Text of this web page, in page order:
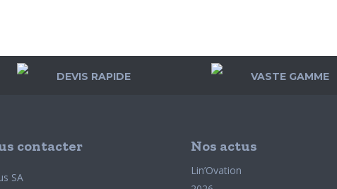
DEVIS RAPIDE VASTE GAMME
contacter
SA
Nos actus
Lin’Ovation